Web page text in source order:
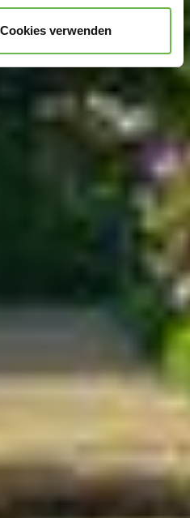
durch Google und
Marketing ankreuzen und
klicken, willigen Sie
S. 1 lit. a DSGVO ein, dass
werden. Die USA
als ein Land mit
Es besteht
Ihre Daten durch US-
Überwachungszwecken,
keine der optionalen
oder Marketing
vorgehend beschriebene
darüber gerne hier:
verwenden